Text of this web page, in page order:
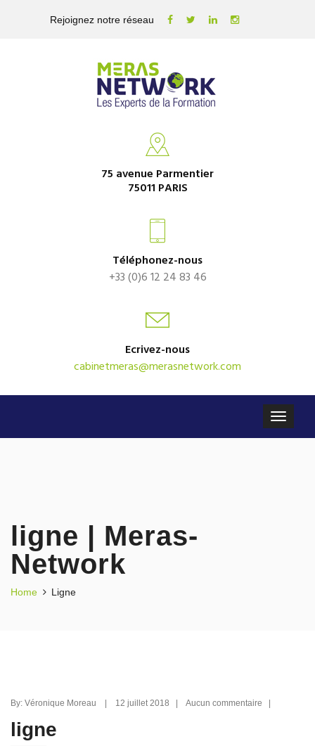
Rejoignez notre réseau
75 avenue Parmentier
75011 PARIS
Téléphonez-nous
+33 (0)6 12 24 83 46
Ecrivez-nous
cabinetmeras@merasnetwork.com
ligne | Meras-
Network
Home Ligne
By: Véronique Moreau | 12 juillet 2018 | Aucun commentaire |
ligne